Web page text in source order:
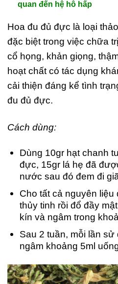
quan đến hệ hô hấp
Hoa đu đủ đực là loại
đặc biệt trong việc chữa
cổ họng, khản giọng,
hoạt chất có tác dụng
cải thiện đáng kể tình
đu đủ đực.
Cách dùng:
Dùng 10gr hạt chanh
đực, 15gr lá hẹ đã
nước sau đó đem đi
Cho tất cả nguyên liệu
thủy tinh rồi đổ đầy
kín và ngâm trong
Sau 2 tuần, mỗi lần
ngâm khoảng 5ml